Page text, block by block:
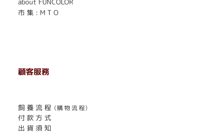
市 集 : M T O
顧客服務
飼 養 流 程 （購 物 流 程）
付 款 方 式
出 貨 須 知